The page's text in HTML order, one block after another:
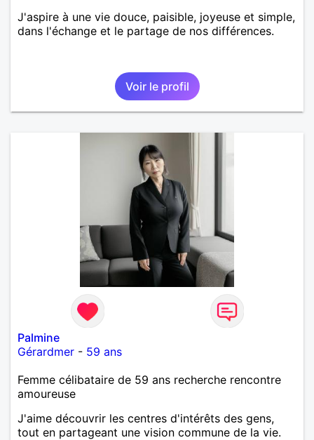
J'aspire à une vie douce, paisible, joyeuse et simple,
dans l'échange et le partage de nos différences.
Voir le profil
Palmine
Gérardmer - 59 ans
Femme célibataire de 59 ans recherche rencontre
amoureuse
J'aime découvrir les centres d'intérêts des gens,
tout en partageant une vision commune de la vie.